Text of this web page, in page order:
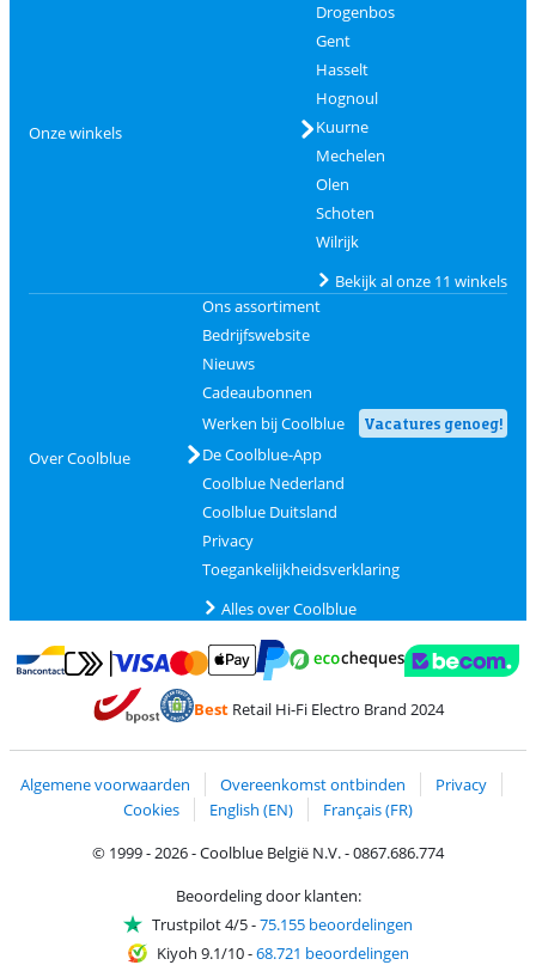
Onze winkels
Drogenbos
Gent
Hasselt
Hognoul
Kuurne
Mechelen
Olen
Schoten
Wilrijk
Bekijk al onze 11 winkels
Over Coolblue
Ons assortiment
Bedrijfswebsite
Nieuws
Cadeaubonnen
Werken bij Coolblue
Vacatures genoeg!
De Coolblue-App
Coolblue Nederland
Coolblue Duitsland
Privacy
Toegankelijkheidsverklaring
Alles over Coolblue
Betalen met Bancontact
Betalen met MasterCard en Visa via ClickToPay
BestRetail Hi-Fi Electro Brand 2024
Algemene voorwaarden Overeenkomst ontbinden
Privacy
Cookies
English (EN)
Français (FR)
© 1999 - 2026 - Coolblue België N.V. - 0867.686.774
Beoordeling door klanten:
Trustpilot 4/5-75.155 beoordelingen
Kiyoh 9.1/10-68.721 beoordelingen